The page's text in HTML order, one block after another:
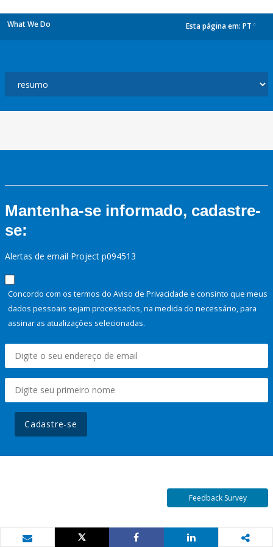
What We Do Esta página em: PT
Mantenha-se informado, cadastre-
se:
Alertas de email Project p094513
Concordo com os termos do Aviso de Privacidade e consinto que meus
dados pessoais sejam processados, na medida do necessário, para
assinar as atualizações selecionadas.
Cadastre-se
Feedback Survey